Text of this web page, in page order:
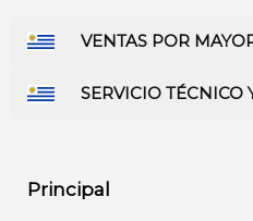
VENTAS POR
SERVICIO TÉCNICO
Principal